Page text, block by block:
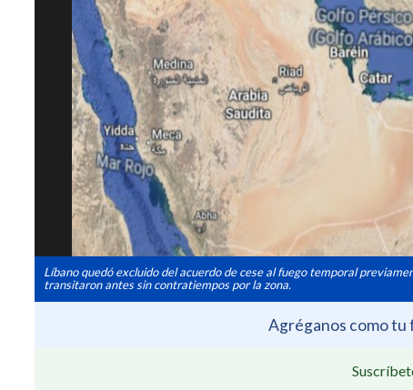
Líbano quedó excluido del acuerdo de cese al fuego temporal
transitaron antes sin contratiempos por la zona.
Agréganos como